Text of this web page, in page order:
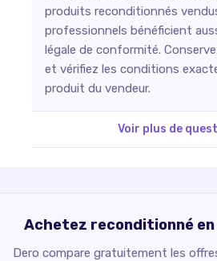
produits reconditionnés
professionnels bénéficient
légale de conformité.
et vérifiez les conditions
produit du vendeur.
Voir plus de
Achetez reconditionné
Dero compare gratuitement les